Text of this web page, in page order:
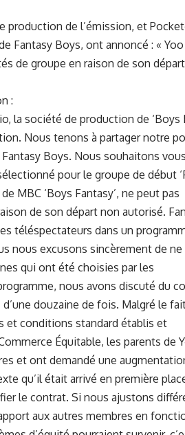
production de l’émission, et
Fantasy Boys, ont annoncé : « Yoo
de groupe en raison de son
:
la société de production de ‘Boys
Nous tenons à partager notre
Boys. Nous souhaitons vous
pour le groupe de début
MBC ‘Boys Fantasy’, ne peut pas
de son départ non autorisé.
téléspectateurs dans un
nous excusons sincèrement de ne
qui ont été choisies par les
nous avons discuté du
douzaine de fois. Malgré le
et conditions standard établis et
Équitable, les parents de
et ont demandé une
qu’il était arrivé en première
le contrat. Si nous ajustons
aux autres membres en